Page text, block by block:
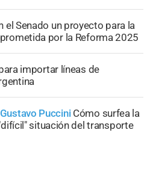
el Senado un proyecto para la
por la Reforma 2025
importar líneas de
Puccini Cómo surfea la
situación del transporte